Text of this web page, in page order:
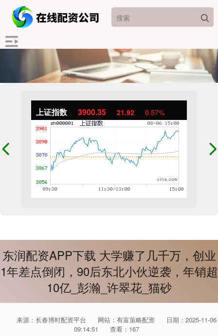
上证指数 3900.35 21.92 0.57%
东润配资APP下载 大学赚了几千万，创业
1年差点倒闭，90后东北小伙逆袭，年销超
10亿_彭瀚_许翠花_猫砂
来源：长春博时配资平台 网站：有富策略配资
日期：2025-11-06
09:14:51
查看：167